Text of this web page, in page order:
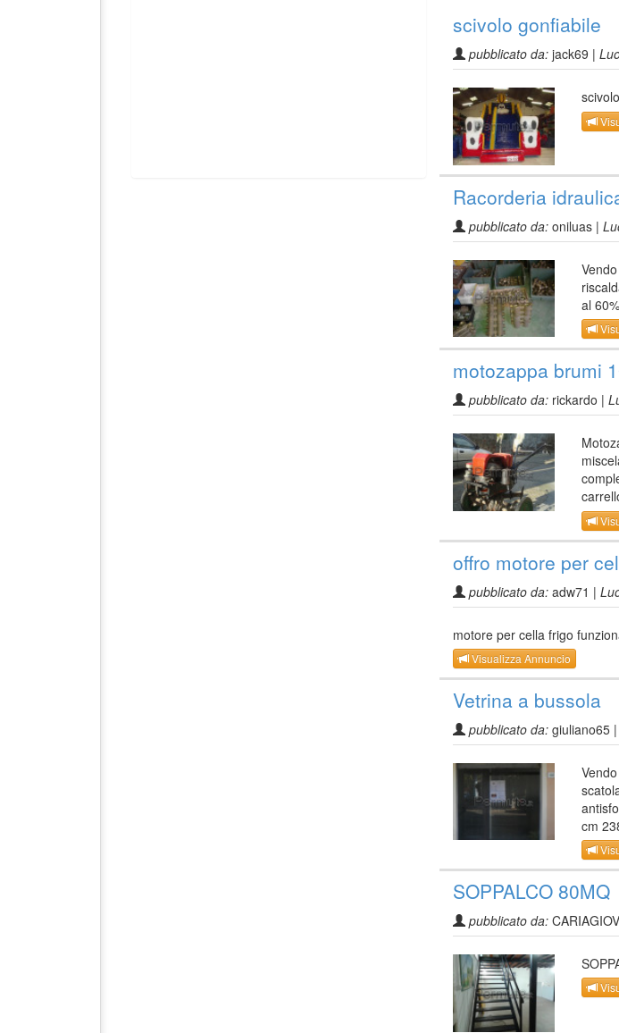
scivolo gonfiabile
pubblicato da: jack69 |
Racorderia
pubblicato da: oniluas |
al
motozappa brumi
pubblicato da: rickardo |
offro motore per
pubblicato da: adw71 |
motore per cella frigo
Visualizza Annuncio
Vetrina a bussola
pubblicato da: giuliano65 |
cm
SOPPALCO 80MQ
pubblicato da: